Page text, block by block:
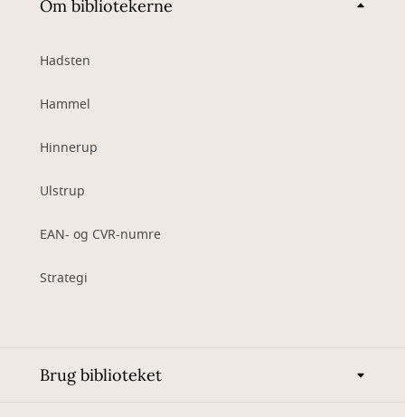
Om bibliotekerne
Hadsten
Hammel
Hinnerup
Ulstrup
EAN- og CVR-numre
Strategi
Brug biblioteket